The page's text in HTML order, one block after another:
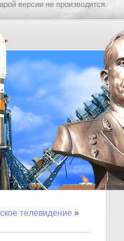
версии не производится.
телевидение »